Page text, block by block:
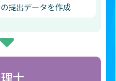
提出データを作成
士